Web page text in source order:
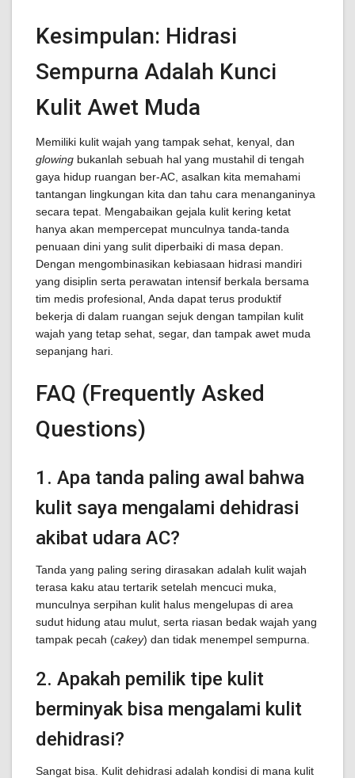
Kesimpulan: Hidrasi
Sempurna Adalah Kunci
Kulit Awet Muda
Memiliki kulit wajah yang tampak sehat, kenyal, dan
glowing bukanlah sebuah hal yang mustahil di tengah
gaya hidup ruangan ber-AC, asalkan kita memahami
tantangan lingkungan kita dan tahu cara menanganinya
secara tepat. Mengabaikan gejala kulit kering ketat
hanya akan mempercepat munculnya tanda-tanda
penuaan dini yang sulit diperbaiki di masa depan.
Dengan mengombinasikan kebiasaan hidrasi mandiri
yang disiplin serta perawatan intensif berkala bersama
tim medis profesional, Anda dapat terus produktif
bekerja di dalam ruangan sejuk dengan tampilan kulit
wajah yang tetap sehat, segar, dan tampak awet muda
sepanjang hari.
FAQ (Frequently Asked
Questions)
1. Apa tanda paling awal bahwa
kulit saya mengalami dehidrasi
akibat udara AC?
Tanda yang paling sering dirasakan adalah kulit wajah
terasa kaku atau tertarik setelah mencuci muka,
munculnya serpihan kulit halus mengelupas di area
sudut hidung atau mulut, serta riasan bedak wajah yang
tampak pecah (cakey) dan tidak menempel sempurna.
2. Apakah pemilik tipe kulit
berminyak bisa mengalami kulit
dehidrasi?
Sangat bisa. Kulit dehidrasi adalah kondisi di mana kulit